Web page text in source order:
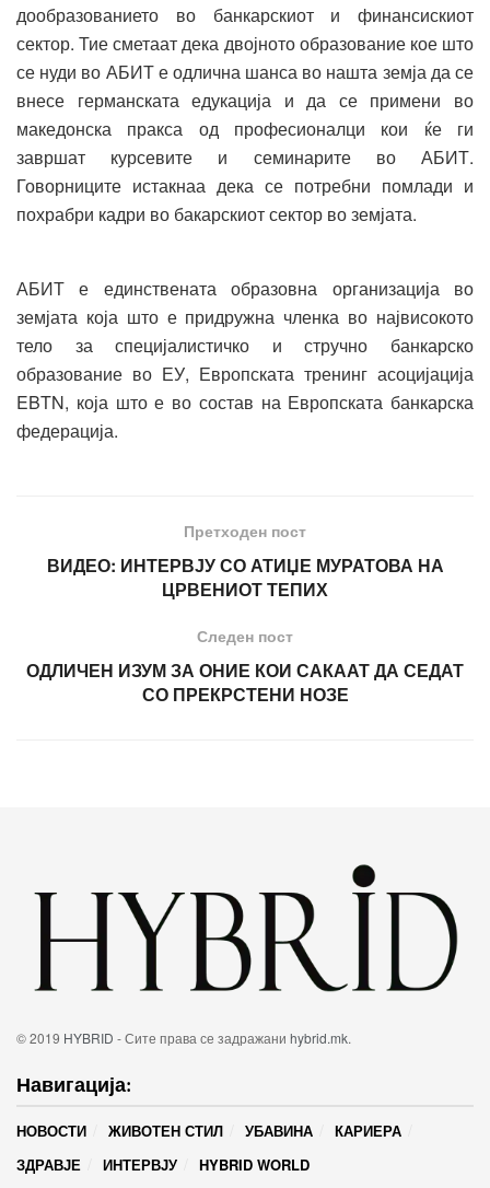
дообразованието во банкарскиот и финансискиот
сектор. Тие сметаат дека двојното образование кое што
се нуди во АБИТ е одлична шанса во нашта земја да се
внесе германската едукација и да се примени во
македонска пракса од професионалци кои ќе ги
завршат курсевите и семинарите во АБИТ.
Говорниците истакнаа дека се потребни помлади и
похрабри кадри во бакарскиот сектор во земјата.
АБИТ е единствената образовна организација во
земјата која што е придружна членка во највисокото
тело за специјалистичко и стручно банкарско
образование во ЕУ, Европската тренинг асоцијација
EBTN, која што е во состав на Европската банкарска
федерација.
Претходен пост
ВИДЕО: ИНТЕРВЈУ СО АТИЏЕ МУРАТОВА НА
ЦРВЕНИОТ ТЕПИХ
Следен пост
ОДЛИЧЕН ИЗУМ ЗА ОНИЕ КОИ САКААТ ДА СЕДАТ
СО ПРЕКРСТЕНИ НОЗЕ
© 2019 HYBRID - Сите права се задражани hybrid.mk.
Навигација:
НОВОСТИ ЖИВОТЕН СТИЛ УБАВИНА
КАРИЕРА
ЗДРАВЈЕ
ИНТЕРВЈУ HYBRID WORLD